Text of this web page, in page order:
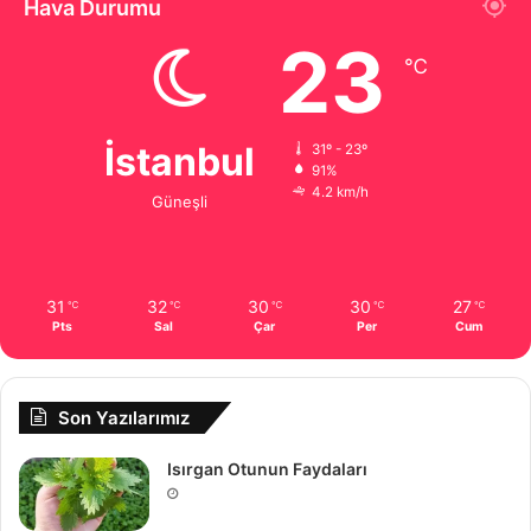
Hava Durumu
İstanbul
Güneşli
23 ℃
31º - 23º
91%
4.2 km/h
31 ℃
Pts
32 ℃
Sal
30 ℃
Çar
30 ℃
Per
27 ℃
Cum
Son Yazılarımız
Isırgan Otunun Faydaları